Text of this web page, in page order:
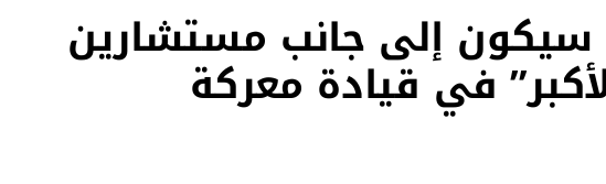
إلى جانب مستشارين
في قيادة معركة